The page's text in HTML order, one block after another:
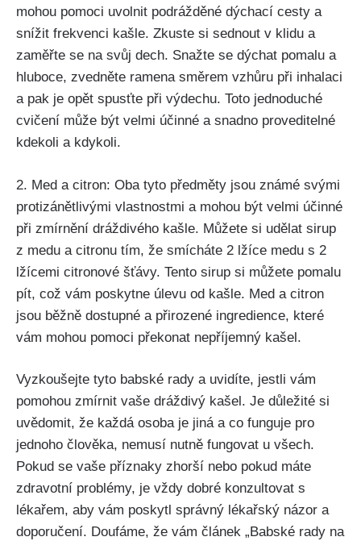
mohou pomoci uvolnit podrážděné‌ dýchací ​cesty⁢ a
snížit frekvenci kašle. Zkuste ​si sednout⁤ v klidu a
zaměřte se na ‌svůj dech. Snažte se ​dýchat pomalu a
hluboce, zvedněte ramena směrem vzhůru při inhalaci
a pak je opět ‌spusťte‌ při⁣ výdechu.‌ Toto ‌jednoduché
cvičení může být velmi‍ účinné a snadno proveditelné
kdekoli a⁤ kdykoli.
2. Med‍ a‍ citron:⁣ Oba tyto předměty jsou známé svými​
protizánětlivými vlastnostmi a mohou být velmi účinné
při zmírnění dráždivého​ kašle. Můžete si udělat sirup
z medu a‍ citronu tím, že‍ smícháte⁢ 2‌ lžíce medu‌ s⁤ 2
⁢lžícemi ⁣citronové šťávy. Tento sirup si můžete pomalu
⁣pít, což vám poskytne úlevu‍ od kašle. Med‍ a ​citron
⁤jsou běžně dostupné a přirozené ingredience, které
vám ​mohou⁣ pomoci překonat nepříjemný kašel.
Vyzkoušejte tyto babské rady a uvidíte, jestli vám
pomohou zmírnit vaše⁢ dráždivý kašel. Je ​důležité si
uvědomit, že každá osoba je⁢ jiná ⁣a​ co funguje pro
jednoho‌ člověka, nemusí ⁣nutně fungovat u všech.
Pokud⁤ se vaše‌ příznaky zhorší nebo pokud máte
zdravotní problémy, je vždy dobré konzultovat⁤ s
lékařem, aby vám poskytl‍ správný⁣ lékařský názor a
doporučení. Doufáme, že vám článek​ „Babské ‌rady⁣ na